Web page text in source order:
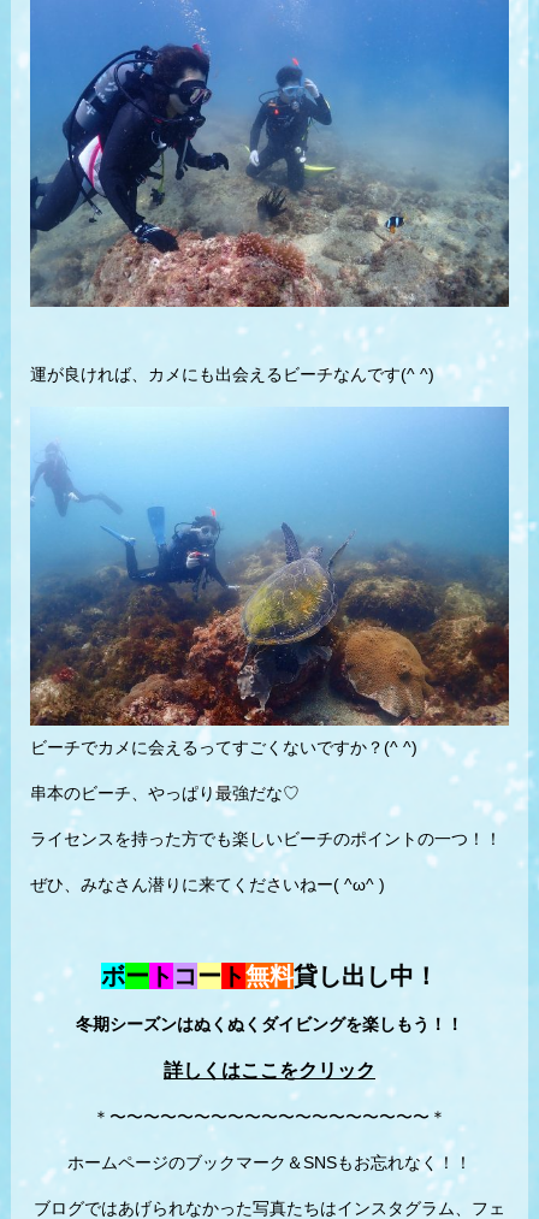
運が良ければ、カメにも出会えるビーチなんです(^ ^)
ビーチでカメに会えるってすごくないですか？(^ ^)
串本のビーチ、やっぱり最強だな♡
ライセンスを持った方でも楽しいビーチのポイントの一つ！！
ぜひ、みなさん潜りに来てくださいねー( ^ω^ )
ボー ト コー ト無料貸し出し中！
冬期シーズンはぬくぬくダイビングを楽しもう！！
詳しくはここをクリック
＊〜〜〜〜〜〜〜〜〜〜〜〜〜〜〜〜〜〜〜＊
ホームページのブックマーク＆SNSもお忘れなく！！
ブログではあげられなかった写真たちはインスタグラム、フェ